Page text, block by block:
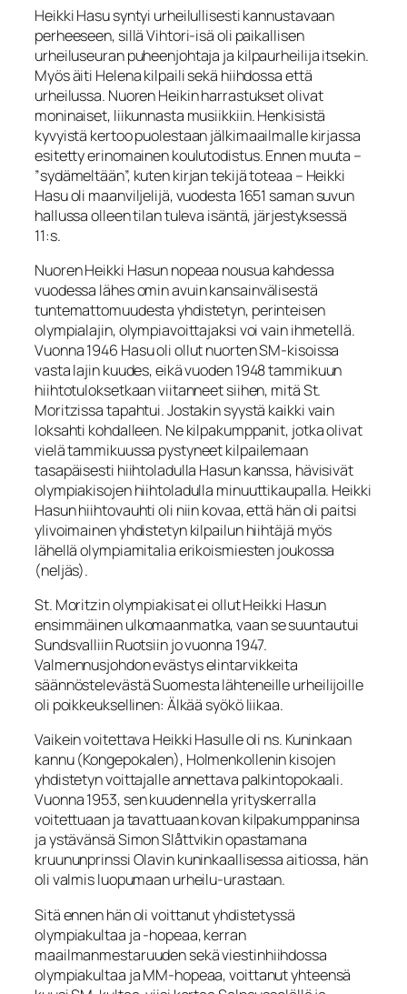
Heikki Hasu syntyi urheilullisesti kannustavaan
perheeseen, sillä Vihtori-isä oli paikallisen
urheiluseuran puheenjohtaja ja kilpaurheilija itsekin.
Myös äiti Helena kilpaili sekä hiihdossa että
urheilussa. Nuoren Heikin harrastukset olivat
moninaiset, liikunnasta musiikkiin. Henkisistä
kyvyistä kertoo puolestaan jälkimaailmalle kirjassa
esitetty erinomainen koulutodistus. Ennen muuta –
”sydämeltään”, kuten kirjan tekijä toteaa – Heikki
Hasu oli maanviljelijä, vuodesta 1651 saman suvun
hallussa olleen tilan tuleva isäntä, järjestyksessä
11:s.
Nuoren Heikki Hasun nopeaa nousua kahdessa
vuodessa lähes omin avuin kansainvälisestä
tuntemattomuudesta yhdistetyn, perinteisen
olympialajin, olympiavoittajaksi voi vain ihmetellä.
Vuonna 1946 Hasu oli ollut nuorten SM-kisoissa
vasta lajin kuudes, eikä vuoden 1948 tammikuun
hiihtotuloksetkaan viitanneet siihen, mitä St.
Moritzissa tapahtui. Jostakin syystä kaikki vain
loksahti kohdalleen. Ne kilpakumppanit, jotka olivat
vielä tammikuussa pystyneet kilpailemaan
tasapäisesti hiihtoladulla Hasun kanssa, hävisivät
olympiakisojen hiihtoladulla minuuttikaupalla. Heikki
Hasun hiihtovauhti oli niin kovaa, että hän oli paitsi
ylivoimainen yhdistetyn kilpailun hiihtäjä myös
lähellä olympiamitalia erikoismiesten joukossa
(neljäs).
St. Moritzin olympiakisat ei ollut Heikki Hasun
ensimmäinen ulkomaanmatka, vaan se suuntautui
Sundsvalliin Ruotsiin jo vuonna 1947.
Valmennusjohdon evästys elintarvikkeita
säännöstelevästä Suomesta lähteneille urheilijoille
oli poikkeuksellinen: Älkää syökö liikaa.
Vaikein voitettava Heikki Hasulle oli ns. Kuninkaan
kannu (Kongepokalen), Holmenkollenin kisojen
yhdistetyn voittajalle annettava palkintopokaali.
Vuonna 1953, sen kuudennella yrityskerralla
voitettuaan ja tavattuaan kovan kilpakumppaninsa
ja ystävänsä Simon Slåttvikin opastamana
kruununprinssi Olavin kuninkaallisessa aitiossa, hän
oli valmis luopumaan urheilu-urastaan.
Sitä ennen hän oli voittanut yhdistetyssä
olympiakultaa ja -hopeaa, kerran
maailmanmestaruuden sekä viestinhiihdossa
olympiakultaa ja MM-hopeaa, voittanut yhteensä